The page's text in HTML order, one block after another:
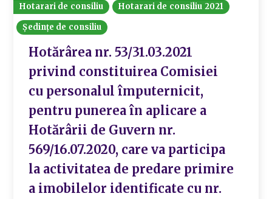
Hotarari de consiliu
Hotarari de consiliu 2021
Ședințe de consiliu
Hotărârea nr. 53/31.03.2021
privind constituirea Comisiei
cu personalul împuternicit,
pentru punerea în aplicare a
Hotărârii de Guvern nr.
569/16.07.2020, care va participa
la activitatea de predare primire
a imobilelor identificate cu nr.